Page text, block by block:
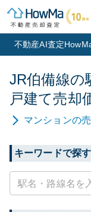
不動産AI査定
JR伯備線の
戸建て売却
マンションの
キーワードで探す